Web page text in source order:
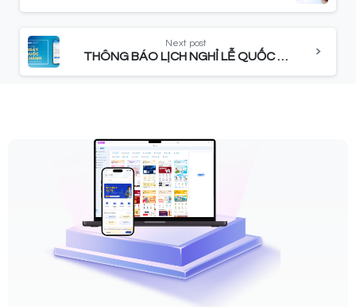
Next post
THÔNG BÁO LỊCH NGHỈ LỄ QUỐC KHÁNH 02/09 – NĂM 2024